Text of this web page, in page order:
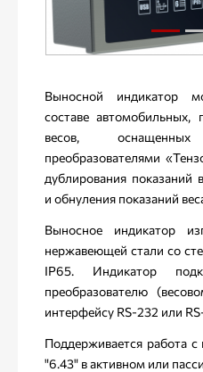
Выносной индикатор
составе
весов, оснащенных
преобразователями
дублирования показаний
и обнуления показаний
Выносное индикатор
нержавеющей стали со
IP65. Индикатор
преобразователю
интерфейсу RS-232 или
Поддерживается работа
"6.43" в активном или